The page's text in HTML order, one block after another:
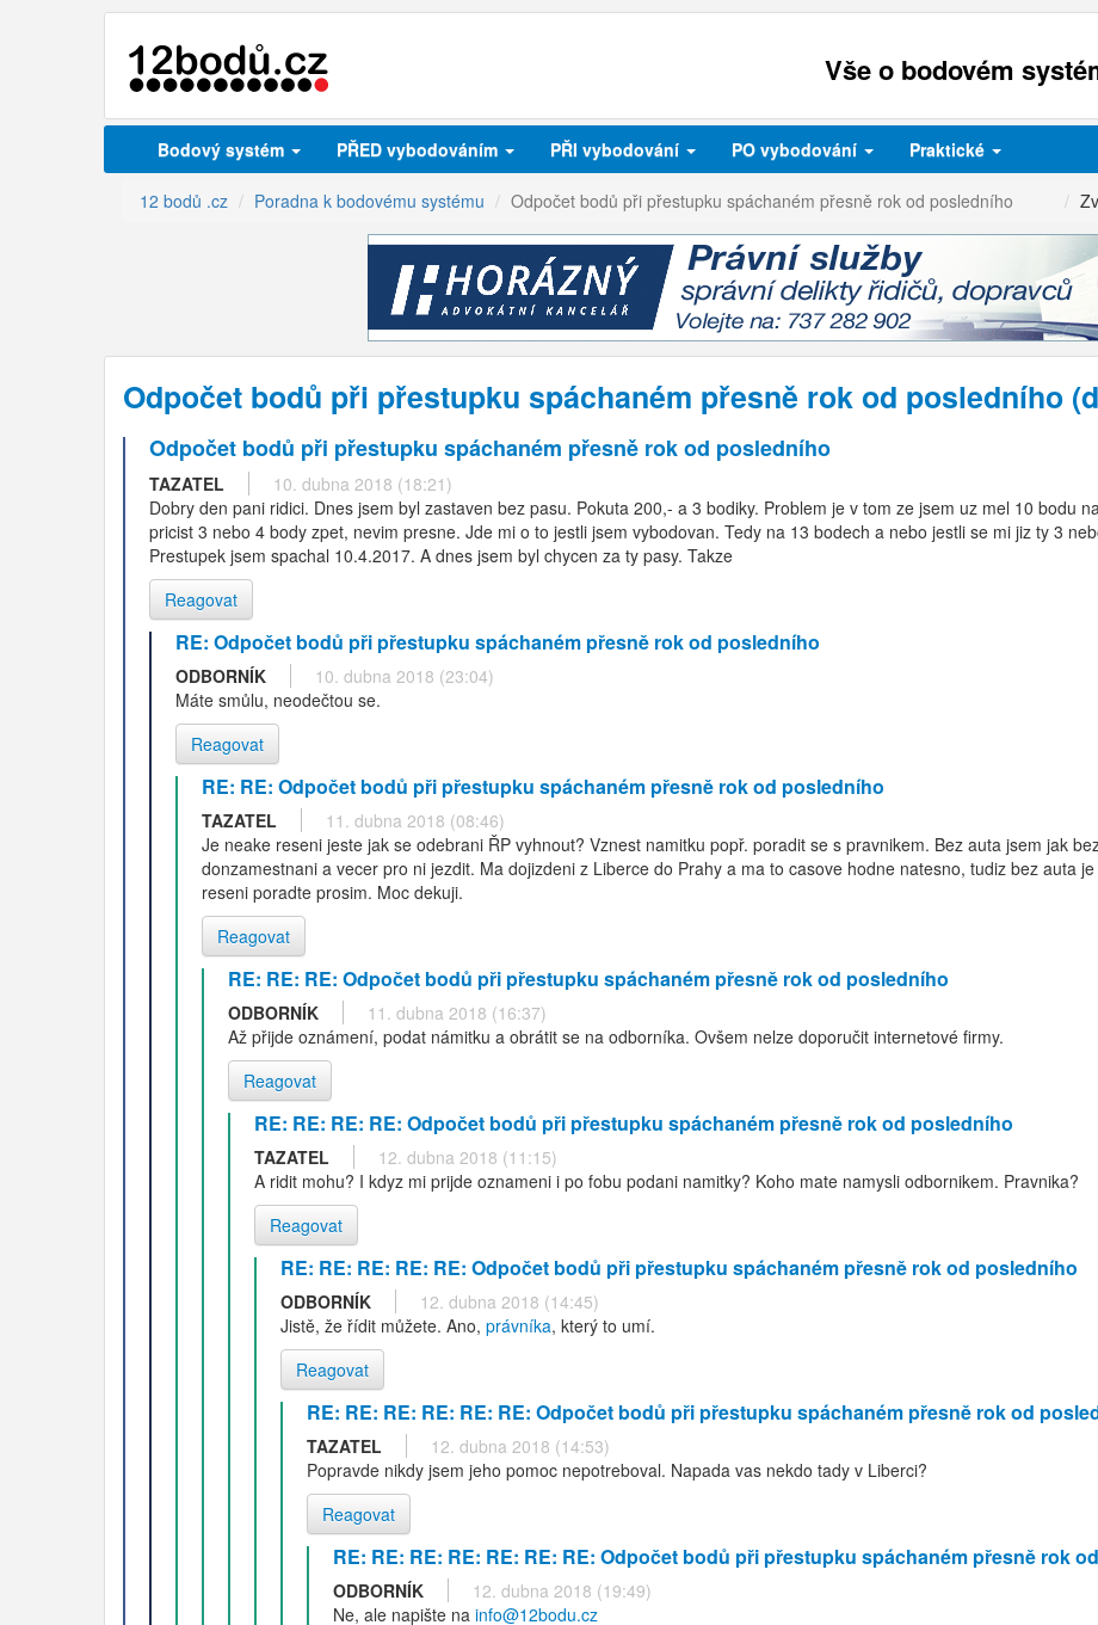
Vše o bodovém
Bodový systém PŘED vybodováním PŘI vybodování PO vybodování Praktické
12 bodů .cz Poradna k bodovému systému Odpočet bodů při přestupku spáchaném přesně rok od posledního
Odpočet bodů při přestupku spáchaném přesně rok od posledního
Odpočet bodů při přestupku spáchaném přesně rok od posledního
TAZATEL
10. dubna 2018 (18:21)
Dobry den pani ridici. Dnes jsem byl zastaven bez pasu. Pokuta 200,- a 3 bodiky. Problem je v tom ze jsem uz mel 10 bodu
pricist 3 nebo 4 body zpet, nevim presne. Jde mi o to jestli jsem vybodovan. Tedy na 13 bodech a nebo jestli se mi jiz ty 3
Prestupek jsem spachal 10.4.2017. A dnes jsem byl chycen za ty pasy. Takze
Reagovat
RE: Odpočet bodů při přestupku spáchaném přesně rok od posledního
ODBORNÍK
10. dubna 2018 (23:04)
Máte smůlu, neodečtou se.
Reagovat
RE: RE: Odpočet bodů při přestupku spáchaném přesně rok od posledního
TAZATEL
11. dubna 2018 (08:46)
Je neake reseni jeste jak se odebrani ŘP vyhnout? Vznest namitku popř. poradit se s pravnikem. Bez auta jsem jak
donzamestnani a vecer pro ni jezdit. Ma dojizdeni z Liberce do Prahy a ma to casove hodne natesno, tudiz bez auta
reseni poradte prosim. Moc dekuji.
Reagovat
RE: RE: RE: Odpočet bodů při přestupku spáchaném přesně rok od posledního
ODBORNÍK
11. dubna 2018 (16:37)
Až přijde oznámení, podat námitku a obrátit se na odborníka. Ovšem nelze doporučit internetové firmy.
Reagovat
RE: RE: RE: RE: Odpočet bodů při přestupku spáchaném přesně rok od posledního
TAZATEL
12. dubna 2018 (11:15)
A ridit mohu? I kdyz mi prijde oznameni i po fobu podani namitky? Koho mate namysli odbornikem. Pravnika?
Reagovat
RE: RE: RE: RE: RE: Odpočet bodů při přestupku spáchaném přesně rok od posledního
ODBORNÍK
12. dubna 2018 (14:45)
Jistě, že řídit můžete. Ano, právníka, který to umí.
Reagovat
RE: RE: RE: RE: RE: RE: Odpočet bodů při přestupku spáchaném přesně rok od
TAZATEL
12. dubna 2018 (14:53)
Popravde nikdy jsem jeho pomoc nepotreboval. Napada vas nekdo tady v Liberci?
Reagovat
RE: RE: RE: RE: RE: RE: RE: Odpočet bodů při přestupku spáchaném přesně rok
ODBORNÍK
12. dubna 2018 (19:49)
Ne, ale napište na info@12bodu.cz